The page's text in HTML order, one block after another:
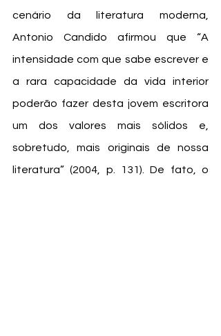
cenário da literatura moderna,
Antonio Candido afirmou que “A
intensidade com que sabe escrever e
a rara capacidade da vida interior
poderão fazer desta jovem escritora
um dos valores mais sólidos e,
sobretudo, mais originais de nossa
literatura” (2004, p. 131). De fato, o